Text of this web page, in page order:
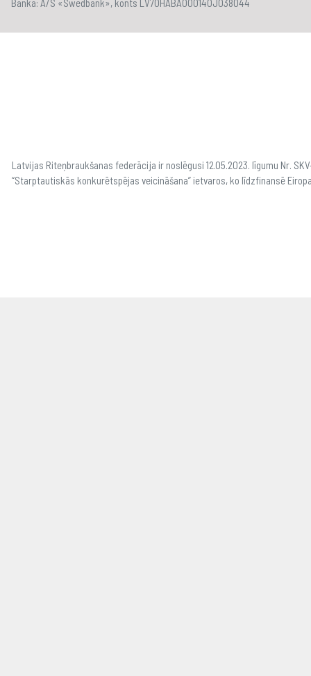
Banka: A/S «Swedbank», konts LV70HABA000140J038044
Latvijas Riteņbraukšanas federācija ir noslēgusi 12.05.2023. līgumu Nr.
“Starptautiskās konkurētspējas veicināšana” ietvaros, ko līdzfinansē